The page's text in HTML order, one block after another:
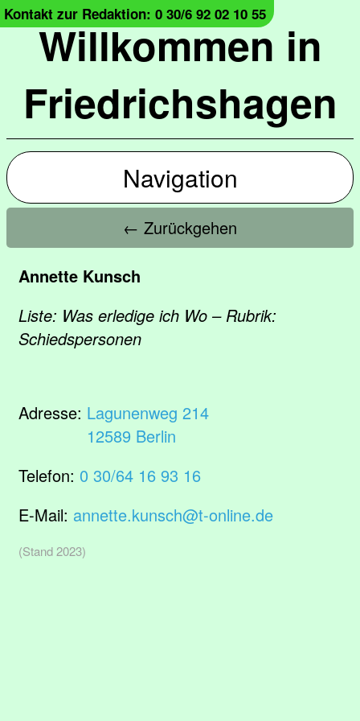
Willkommen in
Friedrichshagen
Kontakt zur Redaktion: 0 30/6 92 02 10 55
Navigation
← Zurückgehen
Annette Kunsch
Liste: Was erledige ich Wo – Rubrik:
Schiedspersonen
Adresse: Lagunenweg 214
12589 Berlin
Telefon: 0 30/64 16 93 16
E-Mail: annette.kunsch@t-online.de
(Stand 2023)